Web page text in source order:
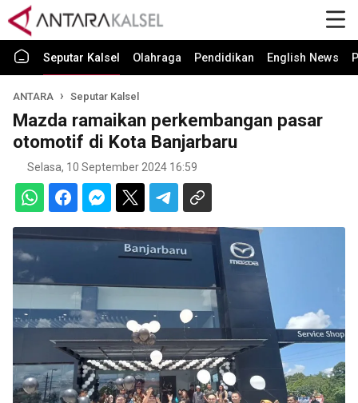
Seputar Kalsel Olahraga Pendidikan English News
ANTARA Seputar Kalsel
Mazda ramaikan perkembangan pasar
otomotif di Kota Banjarbaru
Selasa, 10 September 2024 16:59